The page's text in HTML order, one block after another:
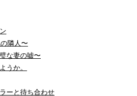
隣人〜
な妻の嘘〜
うか。
ーと待ち合わせ